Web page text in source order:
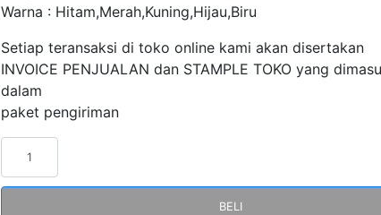
Warna : Hitam,Merah,Kuning,Hijau,Biru
Setiap teransaksi di toko online kami akan disertakan
INVOICE PENJUALAN dan STAMPLE TOKO yang
dalam
paket pengiriman
Shrink
BELI